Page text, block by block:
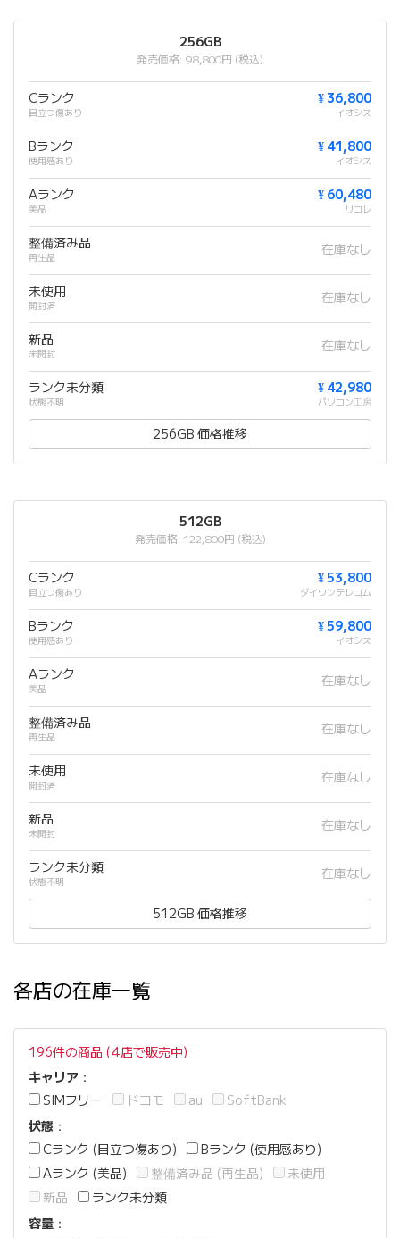
256GB
発売価格: 98,800円 (税込)
Cランク
目立つ傷あり
¥ 36,800
イオシス
Bランク
使用感あり
¥ 41,800
イオシス
Aランク
美品
¥ 60,480
リコレ
整備済み品
再生品
在庫なし
未使用
開封済
在庫なし
新品
未開封
在庫なし
ランク未分類
状態不明
¥ 42,980
パソコン工房
256GB 価格推移
512GB
発売価格: 122,800円 (税込)
Cランク
目立つ傷あり
¥ 53,800
ダイワンテレコム
Bランク
使用感あり
¥ 59,800
イオシス
Aランク
美品
在庫なし
整備済み品
再生品
在庫なし
未使用
開封済
在庫なし
新品
未開封
在庫なし
ランク未分類
状態不明
在庫なし
512GB 価格推移
各店の在庫一覧
196件の商品 (4店で販売中)
キャリア ：
SIMフリー
ドコモ au
SoftBank
状態 ：
Cランク (目立つ傷あり)
Bランク (使用感あり)
Aランク (美品)
整備済み品 (再生品)
未使用
新品
ランク未分類
容量 ：